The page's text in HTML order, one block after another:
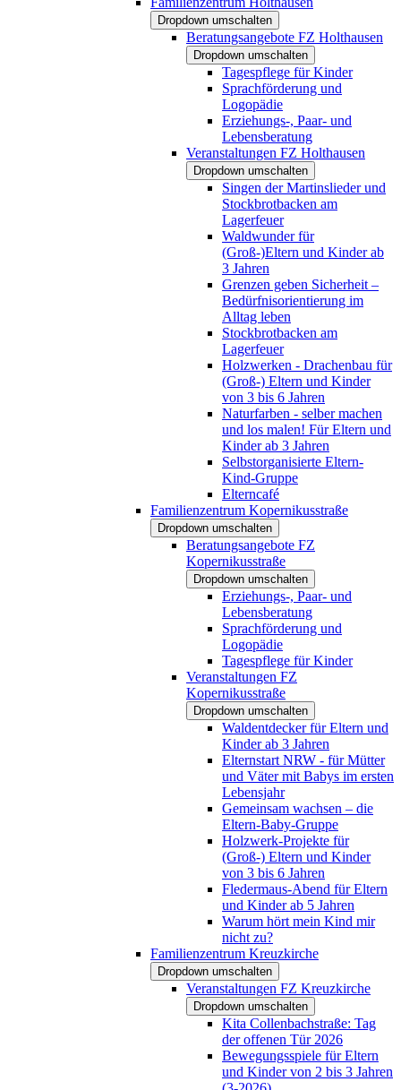
Dropdown umschalten
Beratungsangebote FZ Holthausen
Dropdown umschalten
Tagespflege für Kinder
Sprachförderung und
Logopädie
Erziehungs-, Paar- und
Lebensberatung
Veranstaltungen FZ Holthausen
Dropdown umschalten
Singen der Martinslieder und
Stockbrotbacken am
Lagerfeuer
Waldwunder für
(Groß-)Eltern und Kinder ab
3 Jahren
Grenzen geben Sicherheit –
Bedürfnisorientierung im
Alltag leben
Stockbrotbacken am
Lagerfeuer
Holzwerken - Drachenbau für
(Groß-) Eltern und Kinder
von 3 bis 6 Jahren
Naturfarben - selber machen
und los malen! Für Eltern und
Kinder ab 3 Jahren
Selbstorganisierte Eltern-
Kind-Gruppe
Elterncafé
Familienzentrum Kopernikusstraße
Dropdown umschalten
Beratungsangebote FZ
Kopernikusstraße
Dropdown umschalten
Erziehungs-, Paar- und
Lebensberatung
Sprachförderung und
Logopädie
Tagespflege für Kinder
Veranstaltungen FZ
Kopernikusstraße
Dropdown umschalten
Waldentdecker für Eltern und
Kinder ab 3 Jahren
Elternstart NRW - für Mütter
und Väter mit Babys im ersten
Lebensjahr
Gemeinsam wachsen – die
Eltern-Baby-Gruppe
Holzwerk-Projekte für
(Groß-) Eltern und Kinder
von 3 bis 6 Jahren
Fledermaus-Abend für Eltern
und Kinder ab 5 Jahren
Warum hört mein Kind mir
nicht zu?
Familienzentrum Kreuzkirche
Dropdown umschalten
Veranstaltungen FZ Kreuzkirche
Dropdown umschalten
Kita Collenbachstraße: Tag
der offenen Tür 2026
Bewegungsspiele für Eltern
und Kinder von 2 bis 3 Jahren